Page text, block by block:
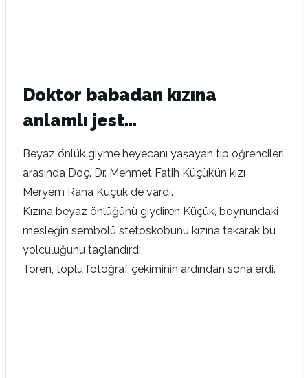
Doktor babadan kızına
anlamlı jest…
Beyaz önlük giyme heyecanı yaşayan tıp öğrencileri
arasında Doç. Dr. Mehmet Fatih Küçük’ün kızı
Meryem Rana Küçük de vardı.
Kızına beyaz önlüğünü giydiren Küçük, boynundaki
mesleğin sembolü stetoskobunu kızına takarak bu
yolculuğunu taçlandırdı.
Tören, toplu fotoğraf çekiminin ardından sona erdi.